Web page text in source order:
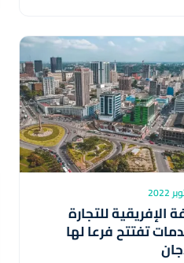
الإفريقية للتجارة
تفتتح فرعا لها